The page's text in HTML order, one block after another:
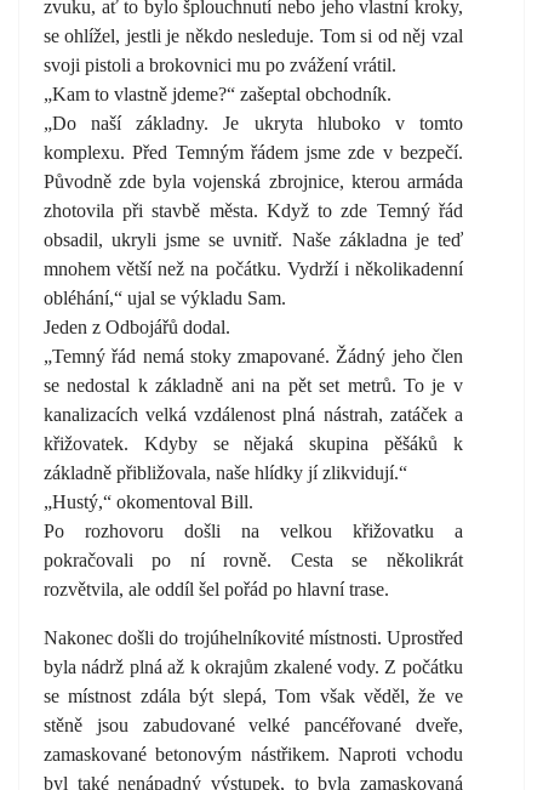
zvuku, ať to bylo šplouchnutí nebo jeho vlastní kroky,
se ohlížel, jestli je někdo nesleduje. Tom si od něj vzal
svoji pistoli a brokovnici mu po zvážení vrátil.
„Kam to vlastně jdeme?“ zašeptal obchodník.
„Do naší základny. Je ukryta hluboko v tomto
komplexu. Před Temným řádem jsme zde v bezpečí.
Původně zde byla vojenská zbrojnice, kterou armáda
zhotovila při stavbě města. Když to zde Temný řád
obsadil, ukryli jsme se uvnitř. Naše základna je teď
mnohem větší než na počátku. Vydrží i několikadenní
obléhání,“ ujal se výkladu Sam.
Jeden z Odbojářů dodal.
„Temný řád nemá stoky zmapované. Žádný jeho člen
se nedostal k základně ani na pět set metrů. To je v
kanalizacích velká vzdálenost plná nástrah, zatáček a
křižovatek. Kdyby se nějaká skupina pěšáků k
základně přibližovala, naše hlídky jí zlikvidují.“
„Hustý,“ okomentoval Bill.
Po rozhovoru došli na velkou křižovatku a
pokračovali po ní rovně. Cesta se několikrát
rozvětvila, ale oddíl šel pořád po hlavní trase.
Nakonec došli do trojúhelníkovité místnosti. Uprostřed
byla nádrž plná až k okrajům zkalené vody. Z počátku
se místnost zdála být slepá, Tom však věděl, že ve
stěně jsou zabudované velké pancéřované dveře,
zamaskované betonovým nástřikem. Naproti vchodu
byl také nenápadný výstupek, to byla zamaskovaná